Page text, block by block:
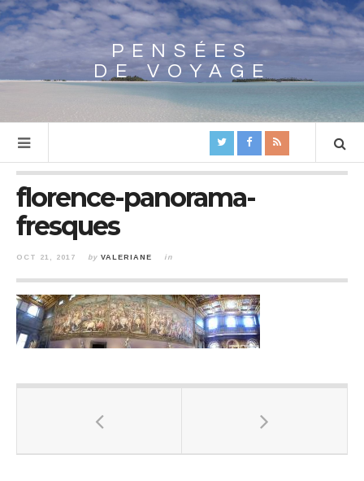
Array
PENSÉES
DE VOYAGE
florence-panorama-
fresques
OCT 21, 2017 by VALERIANE in